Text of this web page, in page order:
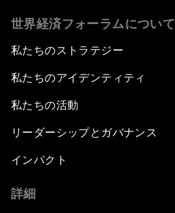
世界経済フォーラムについて
私たちのストラテジー
私たちのアイデンティティ
私たちの活動
リーダーシップとガバナンス
インパクト
詳細